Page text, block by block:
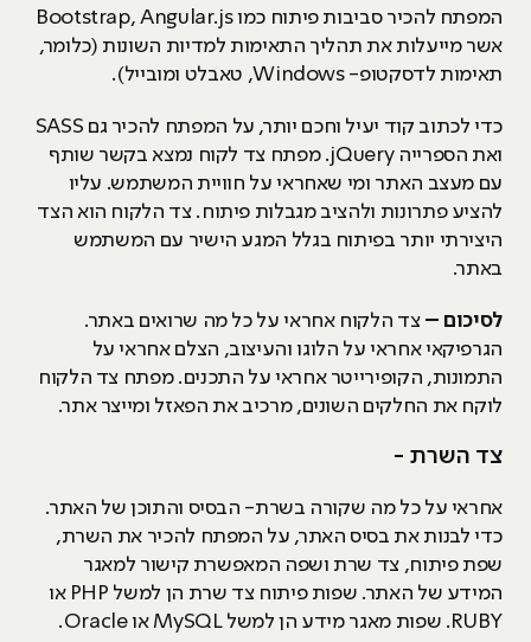
המפתח להכיר סביבות פיתוח כמו Bootstrap, Angular.js
אשר מייעלות את תהליך התאימות למדיות השונות (כלומר,
תאימות לדסקטופ- Windows, טאבלט ומובייל).
כדי לכתוב קוד יעיל וחכם יותר, על המפתח להכיר גם SASS
ואת הספרייה jQuery. מפתח צד לקוח נמצא בקשר שותף
עם מעצב האתר ומי שאחראי על חוויית המשתמש. עליו
להציע פתרונות ולהציב מגבלות פיתוח. צד הלקוח הוא הצד
היצירתי יותר בפיתוח בגלל המגע הישיר עם המשתמש
באתר.
לסיכום – צד הלקוח אחראי על כל מה שרואים באתר.
הגרפיקאי אחראי על הלוגו והעיצוב, הצלם אחראי על
התמונות, הקופירייטר אחראי על התכנים. מפתח צד הלקוח
לוקח את החלקים השונים, מרכיב את הפאזל ומייצר אתר.
צד השרת -
אחראי על כל מה שקורה בשרת- הבסיס והתוכן של האתר.
כדי לבנות את בסיס האתר, על המפתח להכיר את השרת,
שפת פיתוח, צד שרת ושפה המאפשרת קישור למאגר
המידע של האתר. שפות פיתוח צד שרת הן למשל PHP או
RUBY. שפות מאגר מידע הן למשל MySQL או Oracle.